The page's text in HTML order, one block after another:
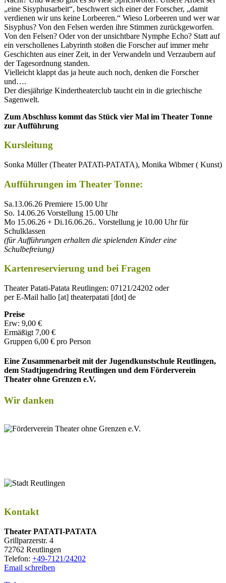
„eine Sisyphusarbeit“, beschwert sich einer der Forscher, „damit
verdienen wir uns keine Lorbeeren.“ Wieso Lorbeeren und wer war
Sisyphus? Von den Felsen werden ihre Stimmen zurückgeworfen.
Von den Felsen? Oder von der unsichtbare Nymphe Echo? Statt auf
ein verschollenes Labyrinth stoßen die Forscher auf immer mehr
Geschichten aus einer Zeit, in der Verwandeln und Verzaubern auf
der Tagesordnung standen.
Vielleicht klappt das ja heute auch noch, denken die Forscher
und….
Der diesjährige Kindertheaterclub taucht ein in die griechische
Sagenwelt.
Zum Abschluss kommt das Stück vier Mal im Theater Tonne
zur Aufführung
Kursleitung
Sonka Müller (Theater PATATi-PATATA), Monika Wibmer ( Kunst)
Aufführungen im Theater Tonne:
Sa.13.06.26 Premiere 15.00 Uhr
So. 14.06.26 Vorstellung 15.00 Uhr
Mo 15.06.26 + Di.16.06.26.. Vorstellung je 10.00 Uhr für
Schulklassen
(für Aufführungen erhalten die spielenden Kinder eine
Schulbefreiung)
Kartenreservierung und bei Fragen
Theater Patati-Patata Reutlingen: 07121/24202 oder
per E-Mail hallo [at] theaterpatati [dot] de
Preise
Erw: 9,00 €
Ermäßigt 7,00 €
Gruppen 6,00 € pro Person
Eine Zusammenarbeit mit der Jugendkunstschule Reutlingen,
dem Stadtjugendring Reutlingen und dem Förderverein
Theater ohne Grenzen e.V.
Wir danken
Kontakt
Thea­ter PATATI-PATATA
Grill­par­zer­str. 4
72762 Reutlingen
Tele­fon: +49-7121/24202
Email schreiben